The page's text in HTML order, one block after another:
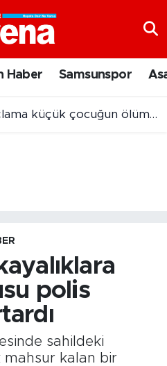
Haber Samsunspor
çocuğun ölümüne neden oldu
polis
sahildeki
mahsur kalan bir
ve Fikstür